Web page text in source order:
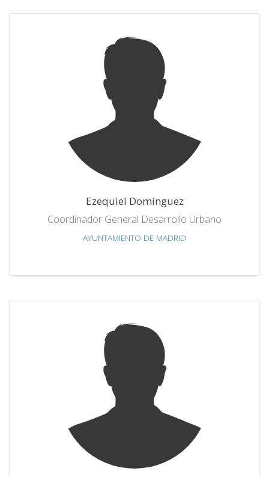
Ezequiel Domínguez
Coordinador General Desarrollo Urbano
AYUNTAMIENTO DE MADRID